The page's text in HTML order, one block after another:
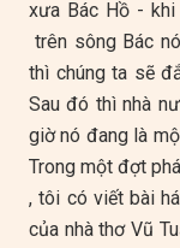
xưa Bác Hồ -
trên sông Bác
thì chúng ta sẽ
Sau đó thì nhà
giờ nó đang là
Trong một đợt
, tôi có viết bài
của nhà thơ Vũ